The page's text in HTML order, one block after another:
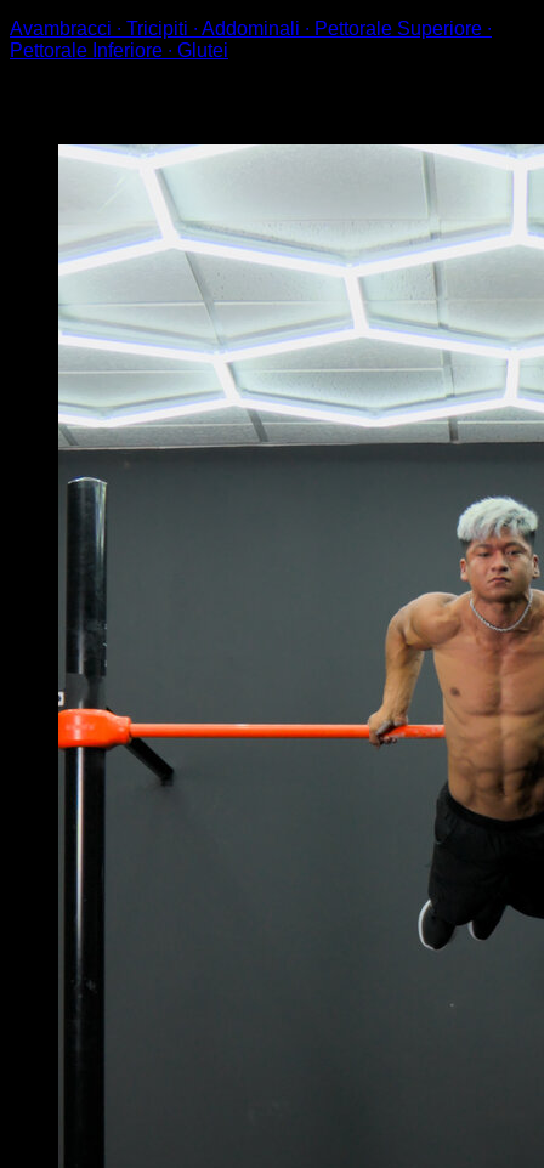
Avambracci ∙ Tricipiti ∙ Addominali ∙ Pettorale Superiore ∙
Pettorale Inferiore ∙ Glutei